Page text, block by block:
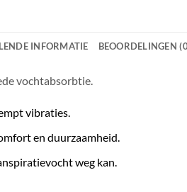
INFORMATIE BEOORDELINGEN
vochtabsorbtie.
vibraties.
en duurzaamheid.
weg kan.